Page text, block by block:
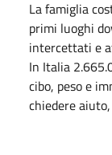
La famiglia
primi luoghi
intercettati e
In Italia
cibo, peso e
chiedere